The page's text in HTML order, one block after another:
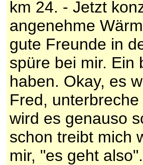
km 24. - Jetzt
angenehme
gute Freunde in
spüre bei mir. Ein
haben. Okay, es
Fred,
wird es genauso
schon treibt mich
mir, "es geht